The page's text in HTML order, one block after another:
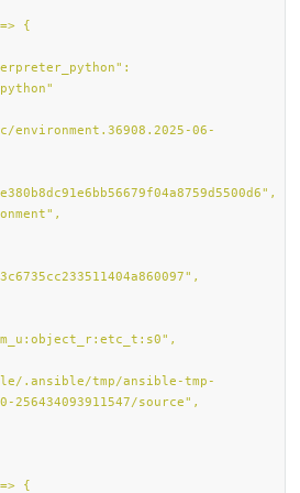
--one-line
| rc=0 | (stdout) Red
| rc=0 | (stdout) Red Hat
| rc=0 | (stdout) Red Hat
| rc=0 | (stdout) Red
projekt_A]$
-o
| rc=0 | (stdout) Red
| rc=0 | (stdout) Red
| rc=0 | (stdout) Red Hat
| rc=0 | (stdout) Red Hat